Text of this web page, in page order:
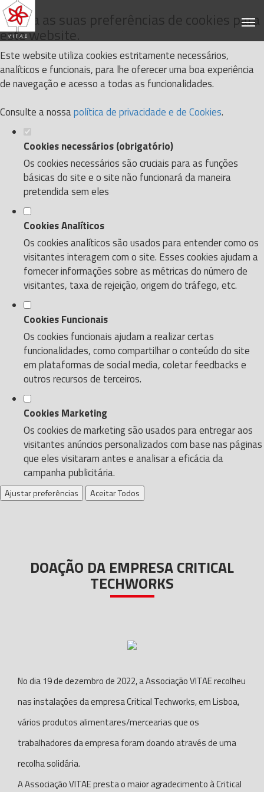
Defina as suas preferências de cookies para
este website.
Este website utiliza cookies estritamente necessários,
analíticos e funcionais, para lhe oferecer uma boa experiência
de navegação e acesso a todas as funcionalidades.
Consulte a nossapolítica de privacidade e de Cookies.
Cookies necessários (obrigatório)
Os cookies necessários são cruciais para as funções
básicas do site e o site não funcionará da maneira
pretendida sem eles
Cookies Analíticos
Os cookies analíticos são usados para entender como os
visitantes interagem com o site. Esses cookies ajudam a
fornecer informações sobre as métricas do número de
visitantes, taxa de rejeição, origem do tráfego, etc.
Cookies Funcionais
Os cookies funcionais ajudam a realizar certas
funcionalidades, como compartilhar o conteúdo do site
em plataformas de social media, coletar feedbacks e
outros recursos de terceiros.
Cookies Marketing
Os cookies de marketing são usados para entregar aos
visitantes anúncios personalizados com base nas páginas
que eles visitaram antes e analisar a eficácia da
campanha publicitária.
Ajustar preferências Aceitar Todos
DOAÇÃO DA EMPRESA CRITICAL
TECHWORKS
No dia 19 de dezembro de 2022, a Associação VITAE recolheu
nas instalações da empresa Critical Techworks, em Lisboa,
vários produtos alimentares/mercearias que os
trabalhadores da empresa foram doando através de uma
recolha solidária.
A Associação VITAE presta o maior agradecimento à Critical